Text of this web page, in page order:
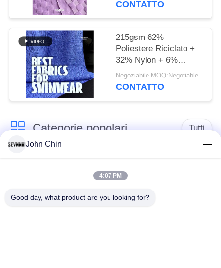
CONTATTO
215gsm 62%
Poliestere Riciclato +
32% Nylon + 6%
Spandex Tessuto
Costumi da Bagno
Negoziabile MOQ:Negotiable
CONTATTO
Categorie popolari Tutti
Tessuto riciclato dello
Tessuto di nylon
riciclato
tessuto in poliestere
Tessuto riciclato di
John Chin
4:07 PM
Good day, what product are you looking for?